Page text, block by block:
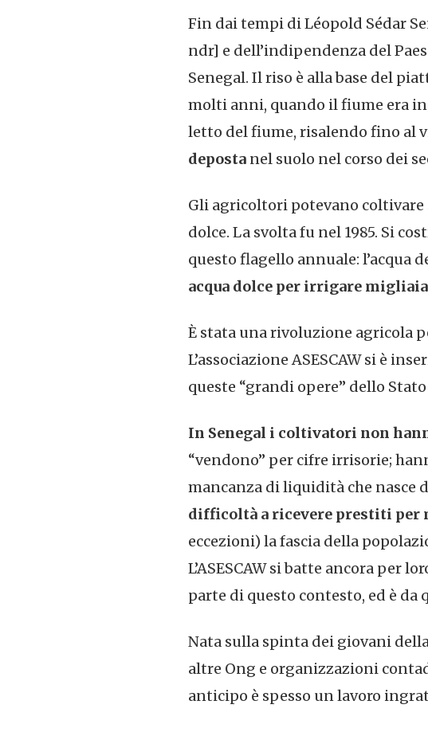
Fin dai tempi di Léopold Sédar
ndr] e dell’indipendenza del
Senegal. Il riso è alla base del
molti anni, quando il fiume era in
letto del fiume, risalendo fino al
deposta nel suolo nel corso dei
Gli agricoltori potevano coltivare
dolce. La svolta fu nel 1985. Si
questo flagello annuale: l’acqua
acqua dolce per irrigare
È stata una rivoluzione agricola
L’associazione ASESCAW si è
queste “grandi opere” dello
In Senegal i coltivatori non
“vendono” per cifre irrisorie;
mancanza di liquidità che nasce
difficoltà a ricevere prestiti per
eccezioni) la fascia della
L’ASESCAW si batte ancora per
parte di questo contesto, ed è da
Nata sulla spinta dei giovani
altre Ong e organizzazioni
anticipo è spesso un lavoro